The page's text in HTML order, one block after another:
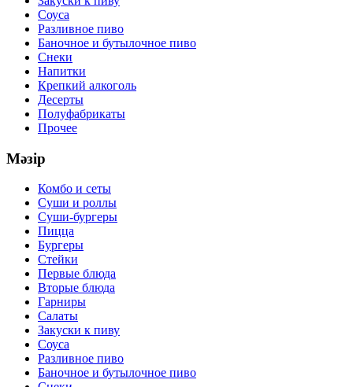
Соуса
Разливное пиво
Баночное и бутылочное пиво
Снеки
Напитки
Крепкий алкоголь
Десерты
Полуфабрикаты
Прочее
Мәзір
Комбо и сеты
Суши и роллы
Суши-бургеры
Пицца
Бургеры
Стейки
Первые блюда
Вторые блюда
Гарниры
Салаты
Закуски к пиву
Соуса
Разливное пиво
Баночное и бутылочное пиво